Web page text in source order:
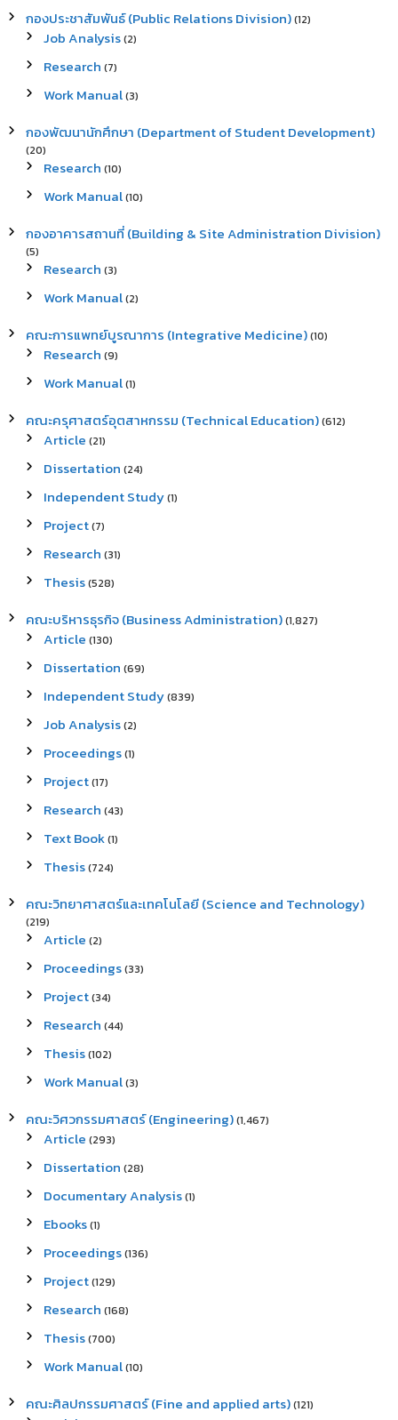
กองประชาสัมพันธ์ (Public Relations Division)(12)
Job Analysis(2)
Research (7)
Work Manual(3)
กองพัฒนานักศึกษา (Department of Student Development)
(20)
Research (10)
Work Manual(10)
กองอาคารสถานที่ (Building & Site Administration Division)
(5)
Research (3)
Work Manual(2)
คณะการแพทย์บูรณาการ (Integrative Medicine)(10)
Research (9)
Work Manual(1)
คณะครุศาสตร์อุตสาหกรรม (Technical Education)(612)
Article (21)
Dissertation (24)
Independent Study(1)
Project(7)
Research (31)
Thesis(528)
คณะบริหารธุรกิจ (Business Administration)(1,827)
Article (130)
Dissertation (69)
Independent Study(839)
Job Analysis(2)
Proceedings(1)
Project(17)
Research (43)
Text Book(1)
Thesis(724)
คณะวิทยาศาสตร์และเทคโนโลยี (Science and Technology)
(219)
Article (2)
Proceedings(33)
Project(34)
Research (44)
Thesis(102)
Work Manual(3)
คณะวิศวกรรมศาสตร์ (Engineering)(1,467)
Article (293)
Dissertation (28)
Documentary Analysis(1)
Ebooks(1)
Proceedings(136)
Project(129)
Research (168)
Thesis(700)
Work Manual(10)
คณะศิลปกรรมศาสตร์ (Fine and applied arts)(121)